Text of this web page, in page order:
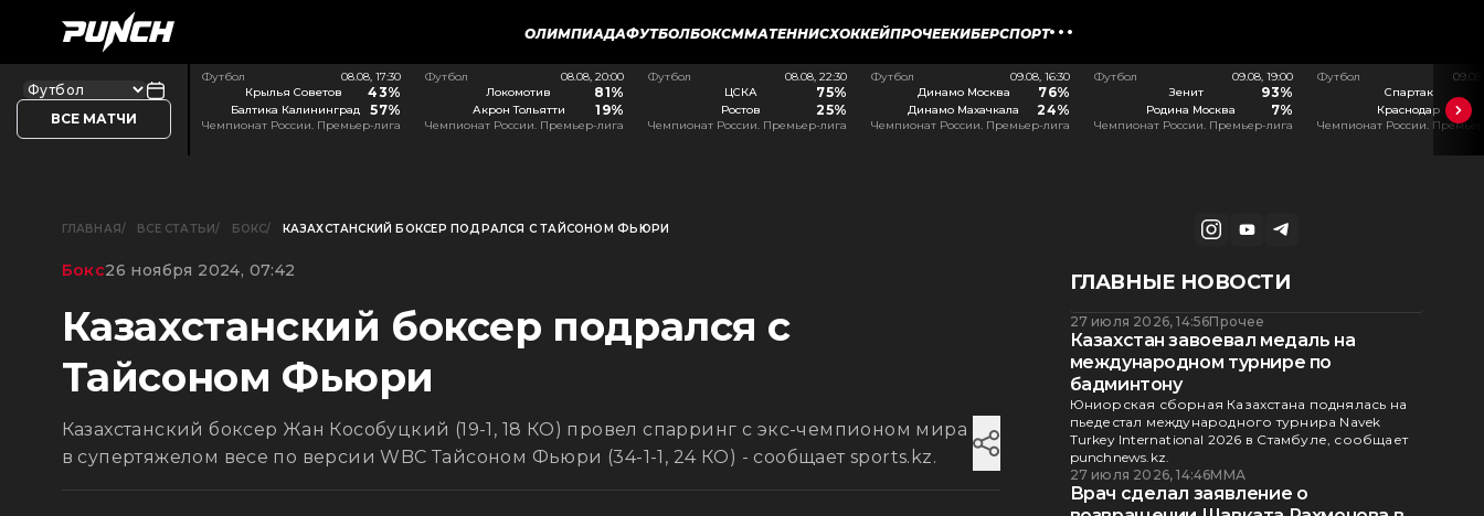
ОЛИМПИАДАФУТБОЛБОКСММАТЕННИСХОККЕЙПРОЧЕЕКИБЕРСПОРТ
ВСЕ МАТЧИ
Футбол
08.08, 17:30
Крылья Советов
43%
Балтика Калининград 57%
Чемпионат России. Премьер-лига
Футбол
08.08, 20:00
Локомотив
81%
Акрон Тольятти 19%
Чемпионат России. Премьер-лига
Футбол
08.08, 22:30
ЦСКА
75%
Ростов 25%
Чемпионат России. Премьер-лига
Футбол
09.08, 16:30
Динамо Москва
76%
Динамо Махачкала 24%
Чемпионат России. Премьер-лига
Футбол
09.08, 19:00
Зенит
93%
Родина Москва 7%
Чемпионат России. Премьер-лига
Футбол
Спартак
Краснодар
Чемпионат России.
ГЛАВНАЯ ВСЕ СТАТЬИ БОКС КАЗАХСТАНСКИЙ БОКСЕР ПОДРАЛСЯ С ТАЙСОНОМ ФЬЮРИ
Бокс26 ноября 2024, 07:42
Казахстанский боксер подрался с
Тайсоном Фьюри
Казахстанский боксер Жан Кособуцкий (19-1, 18 КО) провел спарринг с экс-чемпионом мира
в супертяжелом весе по версии WBC Тайсоном Фьюри (34-1-1, 24 КО) - сообщает sports.kz.
ГЛАВНЫЕ НОВОСТИ
27 июля 2026, 14:56Прочее
Казахстан завоевал медаль на
международном турнире по
бадминтону
Юниорская сборная Казахстана поднялась на
пьедестал международного турнира Navek
Turkey International 2026 в Стамбуле, сообщает
punchnews.kz.
27 июля 2026, 14:46ММА
Врач сделал заявление о